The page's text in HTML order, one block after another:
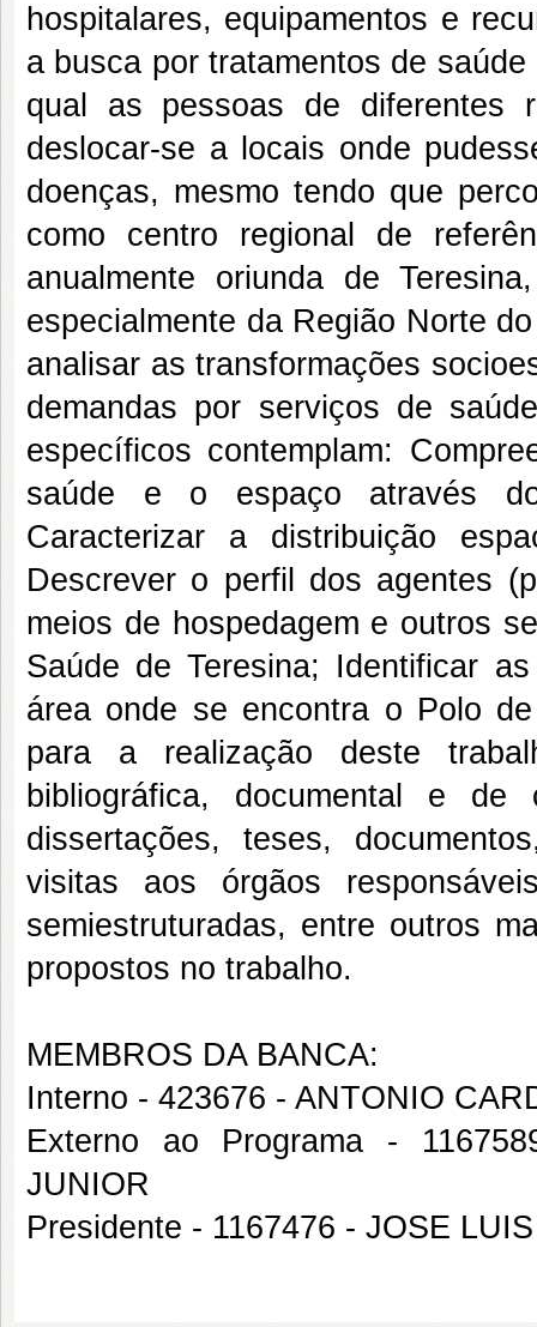
hospitalares, equipamentos e
a busca por tratamentos de
qual as pessoas de diferentes
deslocar-se a locais onde
doenças, mesmo tendo que
como centro regional de
anualmente oriunda de
especialmente da Região Norte
analisar as transformações
demandas por serviços de
específicos contemplam:
saúde e o espaço através
Caracterizar a distribuição
Descrever o perfil dos agentes
meios de hospedagem e outros
Saúde de Teresina; Identificar
área onde se encontra o Polo
para a realização deste
bibliográfica, documental e de
dissertações, teses,
visitas aos órgãos
semiestruturadas, entre outros
propostos no trabalho.
MEMBROS DA BANCA:
Interno - 423676 - ANTONIO
Externo ao Programa -
JUNIOR
Presidente - 1167476 - JOSE